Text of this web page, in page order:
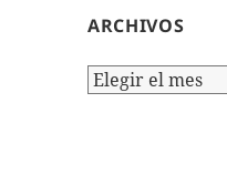
ARCHIVOS
Archivos